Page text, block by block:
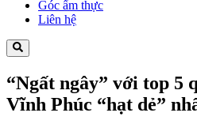
Góc ẩm thực
Liên hệ
“Ngất ngây” với top 5
Vĩnh Phúc “hạt dẻ”